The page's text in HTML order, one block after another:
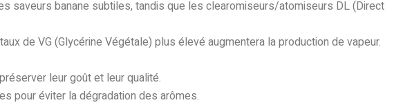
saveurs banane subtiles, tandis que les clearomiseurs/atomiseurs DL (Direct
de VG (Glycérine Végétale) plus élevé augmentera la production de vapeur.
leur goût et leur qualité.
pour éviter la dégradation des arômes.